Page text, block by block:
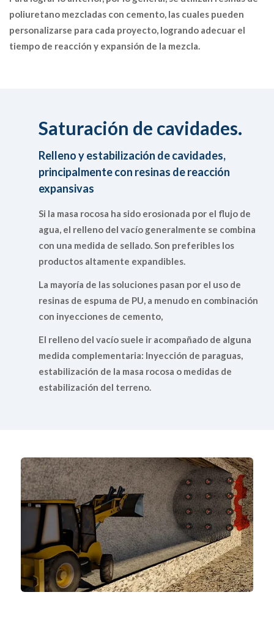
poliuretano mezcladas con cemento, las cuales pueden
personalizarse para cada proyecto, logrando adecuar el
tiempo de reacción y expansión de la mezcla.
Saturación de cavidades.
Relleno y estabilización de cavidades,
principalmente con resinas de reacción
expansivas
Si la masa rocosa ha sido erosionada por el flujo de
agua, el relleno del vacío generalmente se combina
con una medida de sellado. Son preferibles los
productos altamente expandibles.
La mayoría de las soluciones pasan por el uso de
resinas de espuma de PU, a menudo en combinación
con inyecciones de cemento,
El relleno del vacío suele ir acompañado de alguna
medida complementaria: Inyección de paraguas,
estabilización de la masa rocosa o medidas de
estabilización del terreno.